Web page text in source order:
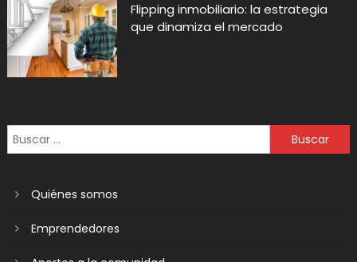
Flipping inmobiliario: la estrategia
que dinamiza el mercado
Quiénes somos
Emprendedores